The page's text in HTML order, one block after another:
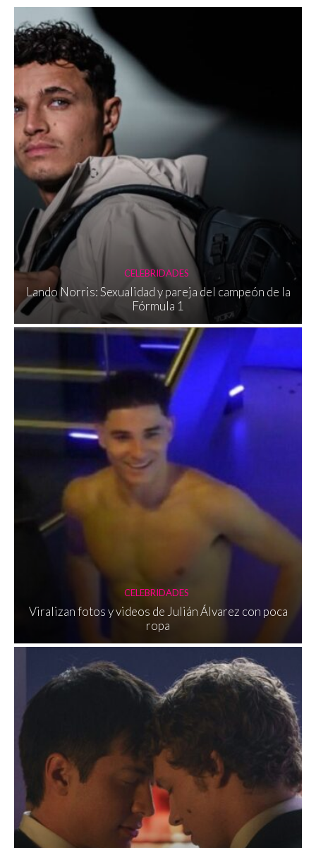
CELEBRIDADES
Lando Norris: Sexualidad y pareja del campeón de la
Fórmula 1
CELEBRIDADES
Viralizan fotos y videos de Julián Álvarez con poca
ropa